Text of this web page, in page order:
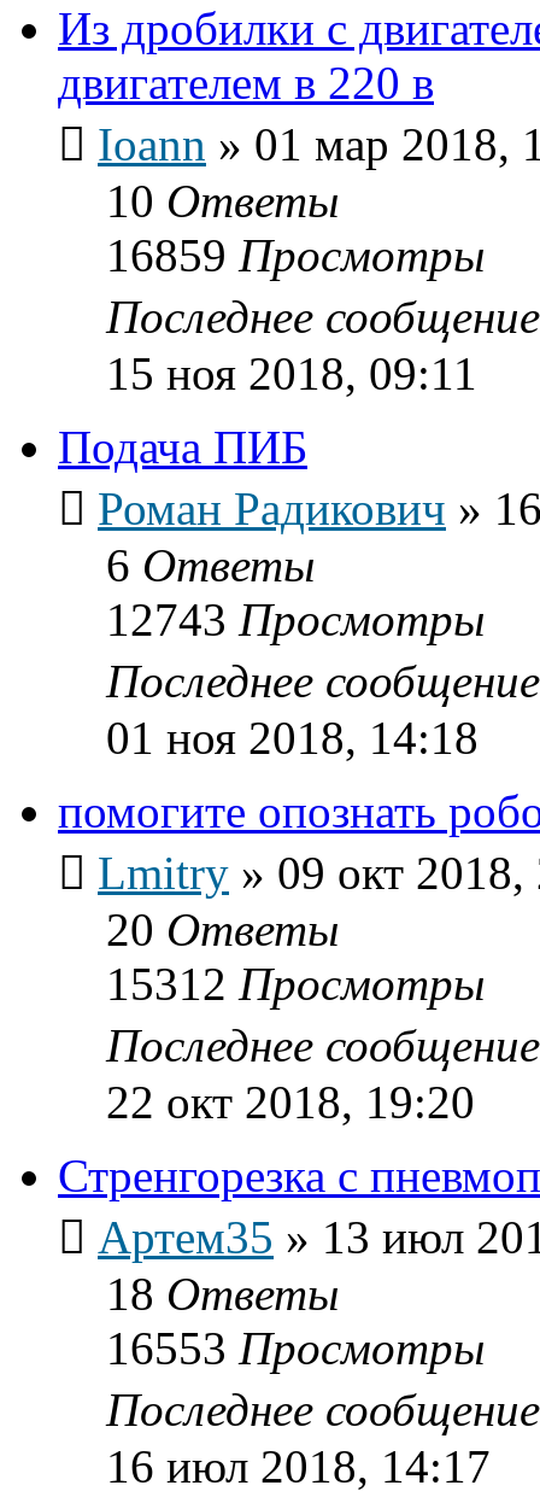
Из дробилки с
двигателем в 220 в
Ioann » 01 мар 2018,
10 Ответы
16859 Просмотры
Последнее
15 ноя 2018, 09:11
Подача ПИБ
Роман Радикович »
6 Ответы
12743 Просмотры
Последнее
01 ноя 2018, 14:18
помогите опознать
Lmitry » 09 окт 2018,
20 Ответы
15312 Просмотры
Последнее
22 окт 2018, 19:20
Стренгорезка с
Артем35 » 13 июл
18 Ответы
16553 Просмотры
Последнее
16 июл 2018, 14:17